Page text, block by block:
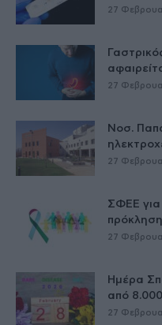
27
27
Νοσ.
27
ΣΦΕΕ για
27
Ημέρα
από
27